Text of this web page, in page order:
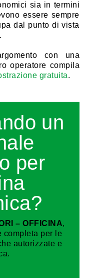
sia in termini
essere sempre
dal punto di vista
con una
operatore compila
gratuita.
un
per
– OFFICINA,
completa per le
autorizzate e